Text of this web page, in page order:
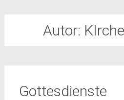
Autor:
Gottesdienste